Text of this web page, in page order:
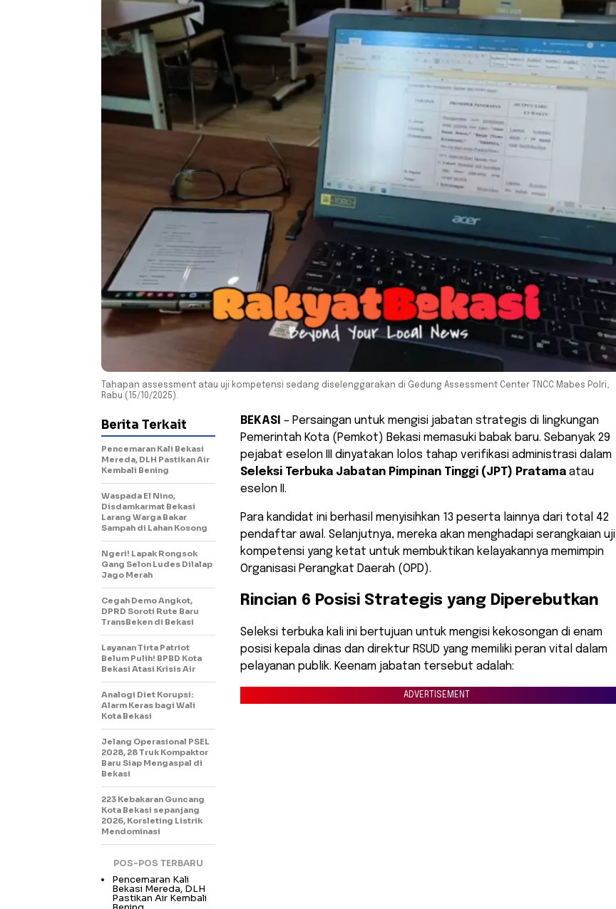
Tahapan assessment atau uji kompetensi sedang diselenggarakan di Gedung Assessment Center TNCC Mabes Polri,
Rabu (15/10/2025).
BEKASI – Persaingan untuk mengisi jabatan strategis di lingkungan
Pemerintah Kota (Pemkot) Bekasi memasuki babak baru. Sebanyak 29
pejabat eselon III dinyatakan lolos tahap verifikasi administrasi dalam
Seleksi Terbuka Jabatan Pimpinan Tinggi (JPT) Pratama atau
eselon II.
​Para kandidat ini berhasil menyisihkan 13 peserta lainnya dari total 42
pendaftar awal. Selanjutnya, mereka akan menghadapi serangkaian uji
kompetensi yang ketat untuk membuktikan kelayakannya memimpin
Organisasi Perangkat Daerah (OPD).
Rincian 6 Posisi Strategis yang Diperebutkan
​Seleksi terbuka kali ini bertujuan untuk mengisi kekosongan di enam
posisi kepala dinas dan direktur RSUD yang memiliki peran vital dalam
pelayanan publik. Keenam jabatan tersebut adalah:
ADVERTISEMENT
Berita Terkait
Pencemaran Kali Bekasi
Mereda, DLH Pastikan Air
Kembali Bening
Waspada El Nino,
Disdamkarmat Bekasi
Larang Warga Bakar
Sampah di Lahan Kosong
Ngeri! Lapak Rongsok
Gang Selon Ludes Dilalap
Jago Merah
Cegah Demo Angkot,
DPRD Soroti Rute Baru
TransBeken di Bekasi
Layanan Tirta Patriot
Belum Pulih! BPBD Kota
Bekasi Atasi Krisis Air
Analogi Diet Korupsi:
Alarm Keras bagi Wali
Kota Bekasi
Jelang Operasional PSEL
2028, 28 Truk Kompaktor
Baru Siap Mengaspal di
Bekasi
223 Kebakaran Guncang
Kota Bekasi sepanjang
2026, Korsleting Listrik
Mendominasi
POS-POS TERBARU
Pencemaran Kali
Bekasi Mereda, DLH
Pastikan Air Kembali